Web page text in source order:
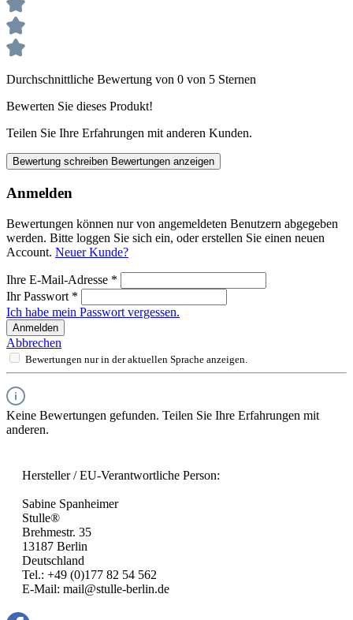
Durchschnittliche Bewertung von 0 von 5 Sternen
Bewerten Sie dieses Produkt!
Teilen Sie Ihre Erfahrungen mit anderen Kunden.
Bewertung schreiben Bewertungen anzeigen
Anmelden
Bewertungen können nur von angemeldeten Benutzern abgegeben
werden. Bitte loggen Sie sich ein, oder erstellen Sie einen neuen
Account. Neuer Kunde?
Ihre E-Mail-Adresse *
Ihr Passwort *
Ich habe mein Passwort vergessen.
Anmelden
Abbrechen
Bewertungen nur in der aktuellen Sprache anzeigen.
Keine Bewertungen gefunden. Teilen Sie Ihre Erfahrungen mit
anderen.
Hersteller / EU-Verantwortliche Person:
Sabine Spanheimer
Stulle®
Brehmestr. 35
13187 Berlin
Deutschland
Tel.: +49 (0)177 82 54 562
E-Mail: mail@stulle-berlin.de